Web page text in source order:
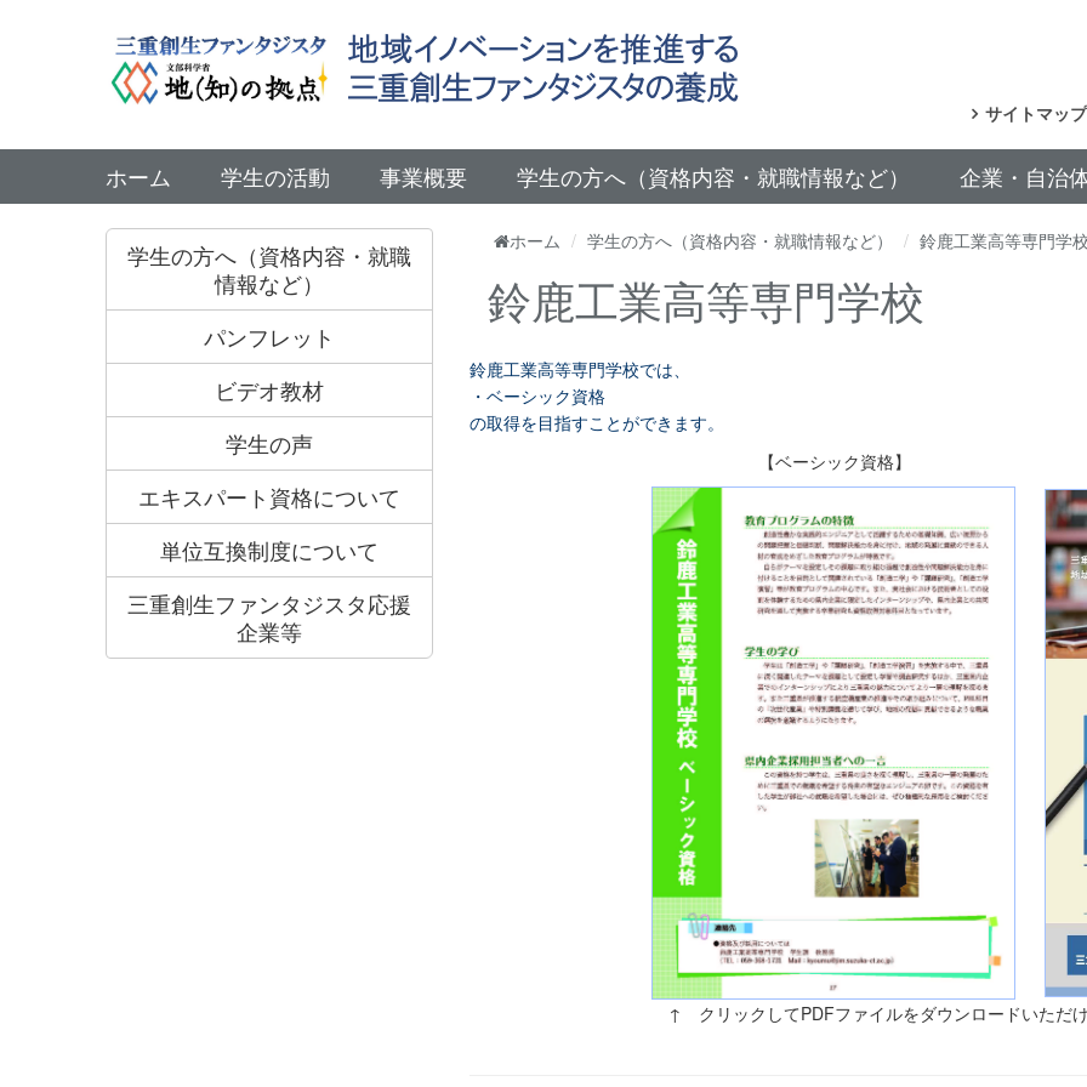
サイトマップ
ホーム 学生の活動 事業概要 学生の方へ（資格内容・就職情報など） 企業・自治
学生の方へ（資格内容・就職
情報など）
パンフレット
ビデオ教材
学生の声
エキスパート資格について
単位互換制度について
三重創生ファンタジスタ応援
企業等
ホーム 学生の方へ（資格内容・就職情報など） 鈴鹿工業高等専門学
鈴鹿工業高等専門学校
鈴鹿工業高等専門学校では、
・ベーシック資格
の取得を目指すことができます。
【ベーシック資格】
↑ クリックしてPDFファイルをダウンロードいただ